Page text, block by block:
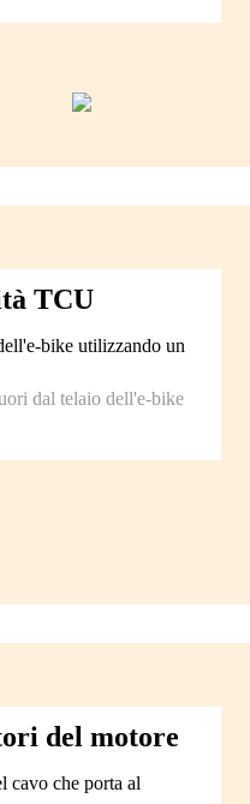
TCU
bike utilizzando un
dal telaio dell'e-bike
del motore
cavo che porta al